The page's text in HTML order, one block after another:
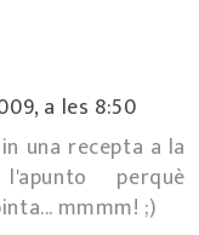
a les 8:50
una recepta a la
perquè
mmmm! ;)